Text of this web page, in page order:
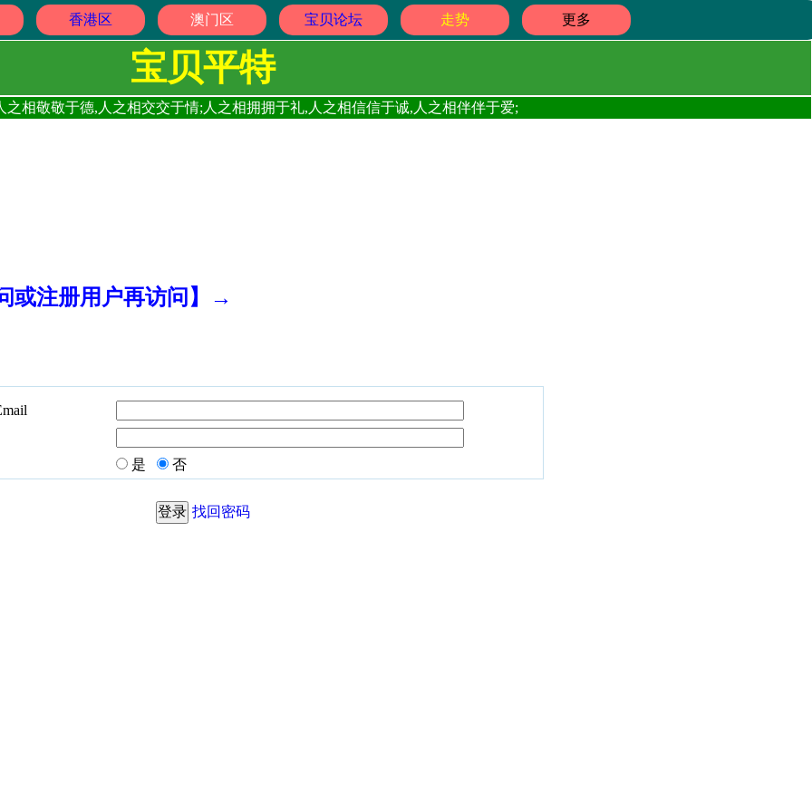
香港区 澳门区 宝贝论坛 走势 更多
宝贝平特
之相敬敬于德,人之相交交于情;人之相拥拥于礼,人之相信信于诚,人之相伴伴于爱;
或注册用户再访问】→
是 否
找回密码